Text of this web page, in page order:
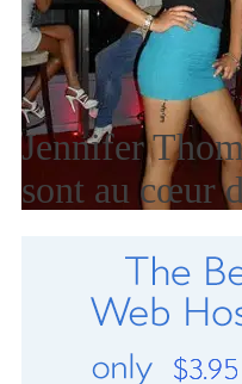
Jennifer
sont au cœur